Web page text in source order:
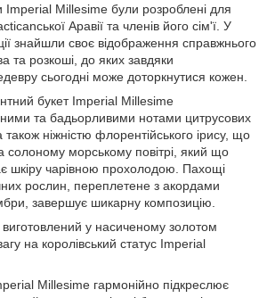
Imperial Millesime були розроблені для
Аравії та членів його сім'ї. У
знайшли своє відображення справжнього
та розкоші, до яких завдяки
сьогодні може доторкнутися кожен.
букет Imperial Millesime
та бадьорливими нотами цитрусових
також ніжністю флорентійського ірису, що
солоному морському повітрі, який що
шкіру чарівною прохолодою. Пахощі
рослин, переплетене з акордами
завершує шикарну композицію.
у насиченому золотом
на королівський статус Imperial
Millesime гармонійно підкреслює